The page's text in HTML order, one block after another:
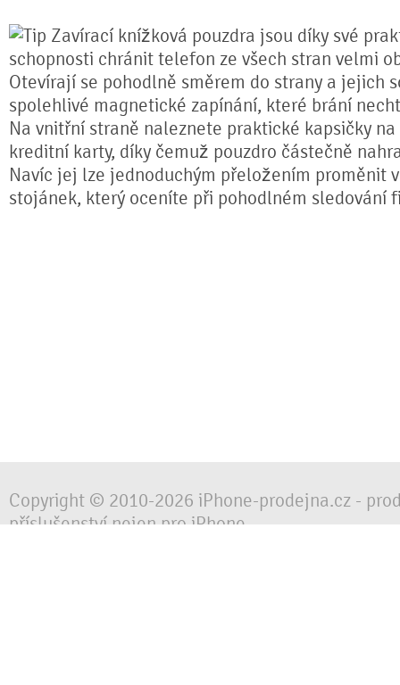
Zavírací knížková pouzdra jsou díky své
schopnosti chránit telefon ze všech stran velmi
Otevírají se pohodlně směrem do strany a jejich
spolehlivé magnetické zapínání, které brání
Na vnitřní straně naleznete praktické kapsičky na
kreditní karty, díky čemuž pouzdro částečně
Navíc jej lze jednoduchým přeložením proměnit
stojánek, který oceníte při pohodlném sledování
Copyright © 2010-2026 iPhone-prodejna.cz -
příslušenství nejen pro iPhone